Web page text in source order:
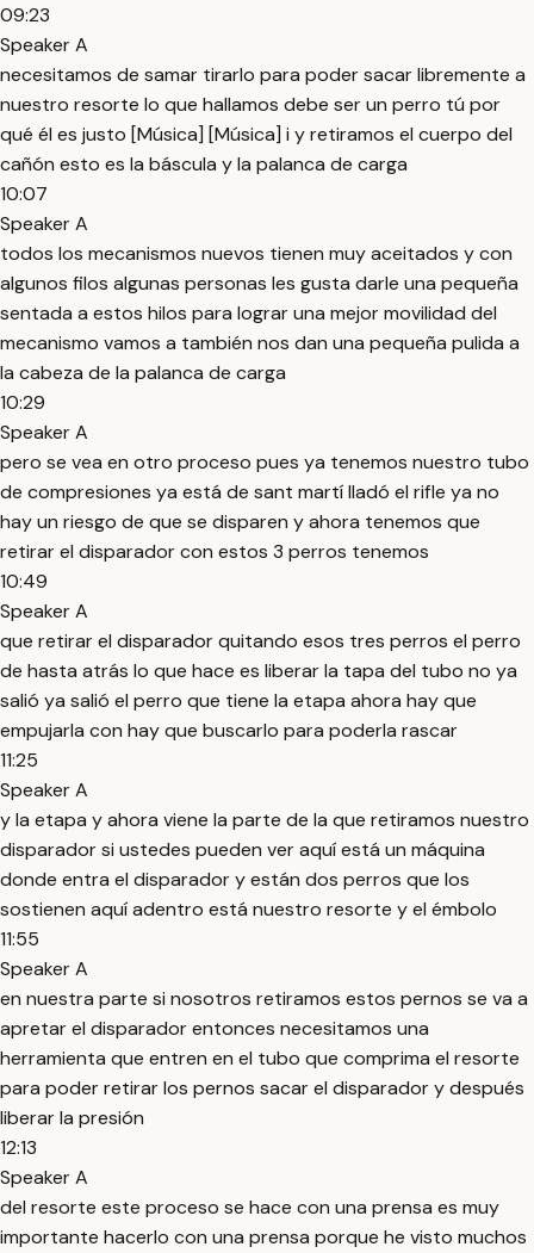
09:23
Speaker A
necesitamos de samar tirarlo para poder sacar libremente a
nuestro resorte lo que hallamos debe ser un perro tú por
qué él es justo [Música] [Música] i y retiramos el cuerpo del
cañón esto es la báscula y la palanca de carga
10:07
Speaker A
todos los mecanismos nuevos tienen muy aceitados y con
algunos filos algunas personas les gusta darle una pequeña
sentada a estos hilos para lograr una mejor movilidad del
mecanismo vamos a también nos dan una pequeña pulida a
la cabeza de la palanca de carga
10:29
Speaker A
pero se vea en otro proceso pues ya tenemos nuestro tubo
de compresiones ya está de sant martí lladó el rifle ya no
hay un riesgo de que se disparen y ahora tenemos que
retirar el disparador con estos 3 perros tenemos
10:49
Speaker A
que retirar el disparador quitando esos tres perros el perro
de hasta atrás lo que hace es liberar la tapa del tubo no ya
salió ya salió el perro que tiene la etapa ahora hay que
empujarla con hay que buscarlo para poderla rascar
11:25
Speaker A
y la etapa y ahora viene la parte de la que retiramos nuestro
disparador si ustedes pueden ver aquí está un máquina
donde entra el disparador y están dos perros que los
sostienen aquí adentro está nuestro resorte y el émbolo
11:55
Speaker A
en nuestra parte si nosotros retiramos estos pernos se va a
apretar el disparador entonces necesitamos una
herramienta que entren en el tubo que comprima el resorte
para poder retirar los pernos sacar el disparador y después
liberar la presión
12:13
Speaker A
del resorte este proceso se hace con una prensa es muy
importante hacerlo con una prensa porque he visto muchos